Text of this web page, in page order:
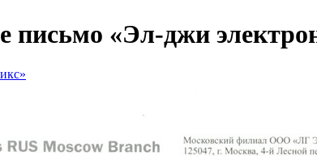
письмо «Эл-джи